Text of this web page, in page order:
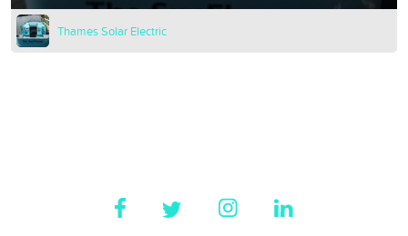
Thames Solar Electric